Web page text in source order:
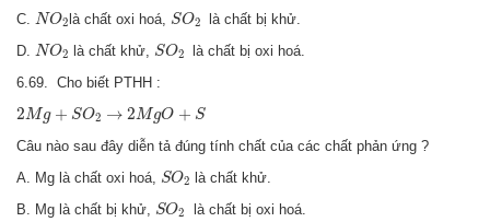
C. NO2
NO2 là chất oxi hoá, SO2
SO
là chất bị khử.
D. NO2
NO2 là chất khử, SO2
SO
là chất bị oxi hoá.
6.69. Cho biết PTHH :
2Mg + SO2 → 2MgO + S
2 Mg S O2→ Mg O+ S
Câu nào sau đây diễn tả đúng tính chất của các chất phản ứng ?
A. Mg là chất oxi hoá, SO2
SO
là chất khử.
B. Mg là chất bị khử, SO2
SO
là chất bị oxi hoá.